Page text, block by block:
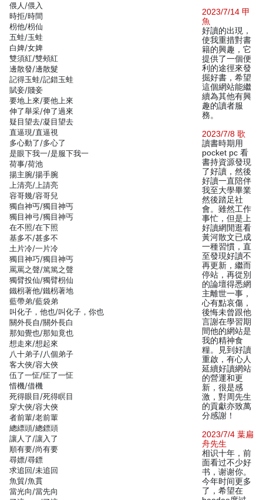
偎人/偎入
時拒/時間
枴他/枴仙
五蛙/玉蛙
白婢/女婢
雙須紅/雙頰紅
邊散發/邊散髮
記得玉蛙/記錯玉蛙
賦妾/賤妾
要地上來/要他上來
伸了舉采/伸了過來
疑目望去/凝目望去
直逼現/直逼視
多心動了/多心了
是眼下我一/是服下我一
荷事/荷池
揚主腕/揚手腕
上清亮/上請亮
容哥幾/容哥兒
獨自神丐/獨目神丐
獨目神弓/獨目神丐
在不照/在下照
基多不/甚多不
土片冷/一片冷
獨目神巧/獨目神丐
罵罵之聲/篤篤之聲
獨臂投仙/獨臂枴仙
鐵枴著他/鐵枴著地
藍帶弟/藍袋弟
叫化子，他也/叫化子，你也
關外長自/關外長白
那知覺也/那知竟也
想走來/想起來
八十弟子/八個弟子
客大俠/容大俠
伍了一怔/怔了一怔
惜機/借機
死得眼目/死得瞑目
穿大俠/容大俠
者前輩/老前輩
總縹頭/總鏢頭
讓人了/讓入了
順有要/尚有要
尋嫖/尋鏢
求追回/未追回
魚貿/魚貫
當光向/當先向
2023/7/14 甲
魚
好讀的出現，
使我重措對書
籍的興趣，它
提供了一個便
利的途徑來發
掘好書，希望
這個網站能繼
續為其他有興
趣的讀者服
務。
2023/7/8 歌
讀書時期用
pocket pc 看
書持資源發現
了好讀，然後
好讀一直陪伴
我至大學畢業
然後踏足社
會。雖然工作
事忙，但是上
好讀網閒逛看
黃河散文已成
一種習慣，直
至發現好讀不
再更新，繼而
停站，再從別
的論壇得悉網
主離世一事，
心有點哀傷，
後悔未曾跟他
言謝在學習期
間他的網站是
我的精神食
糧。見到好讀
重啟，有心人
延續好讀網站
的營運和更
新，很是感
激，對周先生
的貢獻亦致萬
分感謝！
2023/7/4 葉扁
舟先生
相识十年，前
面看过不少好
书，谢谢你。
今年时间更多
了，希望在